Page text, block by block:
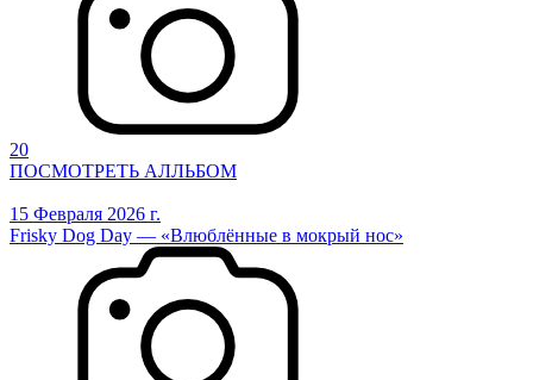
20
ПОСМОТРЕТЬ АЛЛЬБОМ
15 Февраля 2026 г.
Frisky Dog Day — «Влюблённые в мокрый нос»